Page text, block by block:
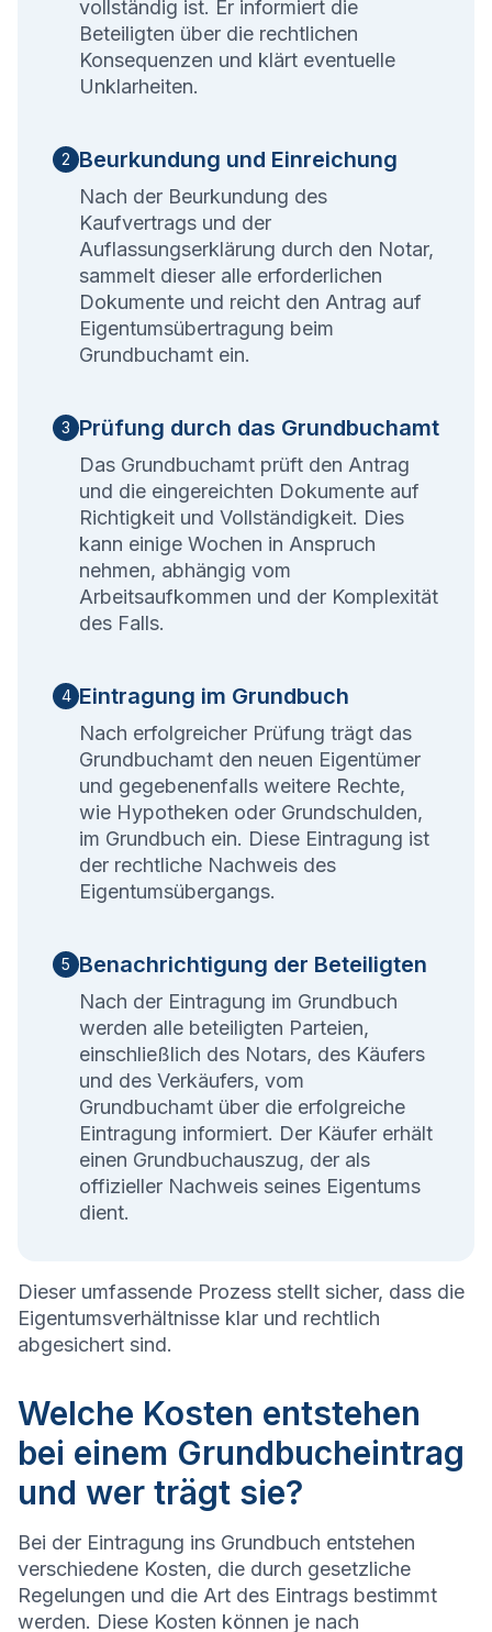
vollständig ist. Er informiert die
Beteiligten über die rechtlichen
Konsequenzen und klärt eventuelle
Unklarheiten.
2 Beurkundung und Einreichung
Nach der Beurkundung des
Kaufvertrags und der
Auflassungserklärung durch den Notar,
sammelt dieser alle erforderlichen
Dokumente und reicht den Antrag auf
Eigentumsübertragung beim
Grundbuchamt ein.
3 Prüfung durch das Grundbuchamt
Das Grundbuchamt prüft den Antrag
und die eingereichten Dokumente auf
Richtigkeit und Vollständigkeit. Dies
kann einige Wochen in Anspruch
nehmen, abhängig vom
Arbeitsaufkommen und der Komplexität
des Falls.
4 Eintragung im Grundbuch
Nach erfolgreicher Prüfung trägt das
Grundbuchamt den neuen Eigentümer
und gegebenenfalls weitere Rechte,
wie Hypotheken oder Grundschulden,
im Grundbuch ein. Diese Eintragung ist
der rechtliche Nachweis des
Eigentumsübergangs.
5 Benachrichtigung der Beteiligten
Nach der Eintragung im Grundbuch
werden alle beteiligten Parteien,
einschließlich des Notars, des Käufers
und des Verkäufers, vom
Grundbuchamt über die erfolgreiche
Eintragung informiert. Der Käufer erhält
einen Grundbuchauszug, der als
offizieller Nachweis seines Eigentums
dient.
Dieser umfassende Prozess stellt sicher, dass die
Eigentumsverhältnisse klar und rechtlich
abgesichert sind.
Welche Kosten entstehen
bei einem Grundbucheintrag
und wer trägt sie?
Bei der Eintragung ins Grundbuch entstehen
verschiedene Kosten, die durch gesetzliche
Regelungen und die Art des Eintrags bestimmt
werden. Diese Kosten können je nach